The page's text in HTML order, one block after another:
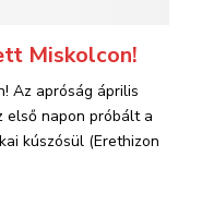
Miskolcon!
Az apróság április
első napon próbált a
kúszósül (Erethizon